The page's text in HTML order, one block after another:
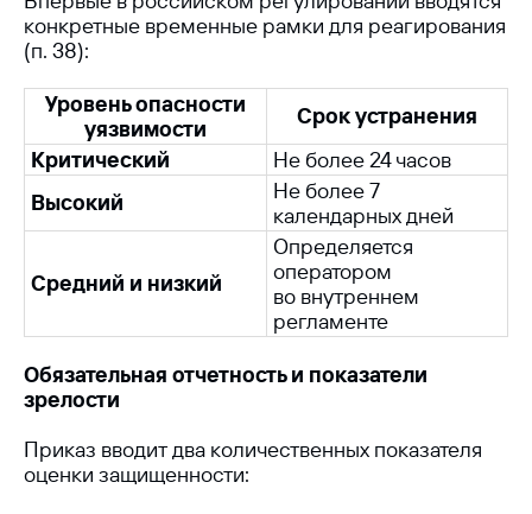
конкретные временные рамки для реагирования
(п. 38):
Уровень опасности
уязвимости
Срок устранения
Критический
Не более 24 часов
Высокий
Не более 7
календарных дней
Средний и низкий
Определяется
оператором
во внутреннем
регламенте
Обязательная отчетность и показатели
зрелости
Приказ вводит два количественных показателя
оценки защищенности: